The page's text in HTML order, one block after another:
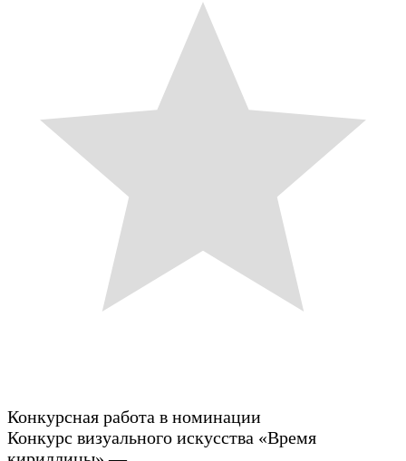
Конкурсная работа в номинации
Конкурс визуального искусства «Время